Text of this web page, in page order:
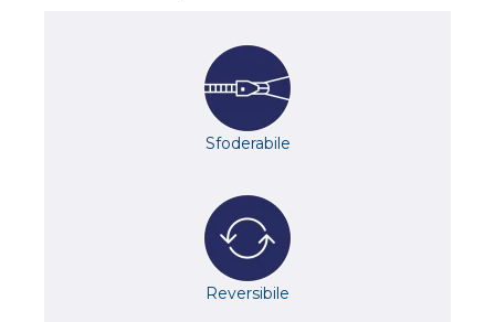
Sfoderabile
Reversibile